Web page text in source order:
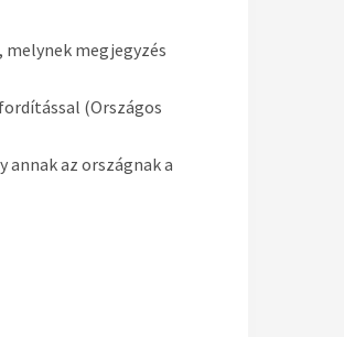
megjegyzés
(Országos
annak az országnak a